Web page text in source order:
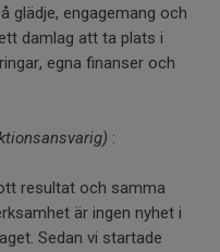
glädje, engagemang och
damlag att ta plats i
egna finanser och
:
resultat och samma
är ingen nyhet i
Sedan vi startade